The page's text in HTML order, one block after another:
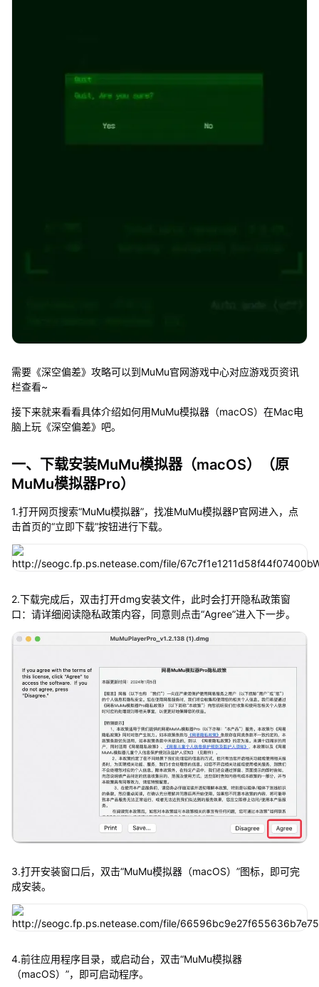
需要《深空偏差》攻略可以到MuMu官网游戏中心对应游戏页资讯
栏查看~
接下来就来看看具体介绍如何用MuMu模拟器（macOS）在Mac电
脑上玩《深空偏差》吧。
一、下载安装MuMu模拟器（macOS）（原
MuMu模拟器Pro）
1.打开网页搜索“MuMu模拟器”，找准MuMu模拟器P官网进入，点
击首页的“立即下载”按钮进行下载。
2.下载完成后，双击打开dmg安装文件，此时会打开隐私政策窗
口：请详细阅读隐私政策内容，同意则点击“Agree”进入下一步。
3.打开安装窗口后，双击“MuMu模拟器（macOS）”图标，即可完
成安装。
4.前往应用程序目录，或启动台，双击“MuMu模拟器
（macOS）”，即可启动程序。